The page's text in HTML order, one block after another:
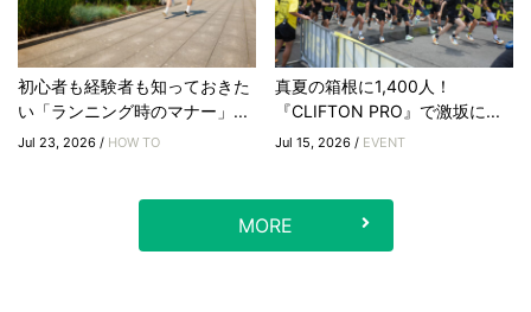
初心者も経験者も知っておきた
い「ランニング時のマナー」...
Jul 23, 2026 / HOW TO
真夏の箱根に1,400人！
『CLIFTON PRO』で激坂に...
Jul 15, 2026 / EVENT
MORE